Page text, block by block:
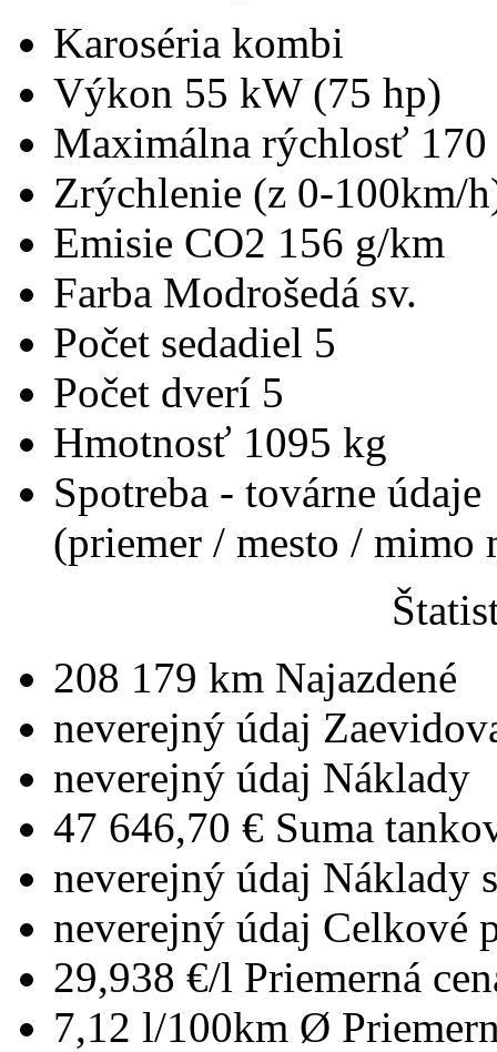
Karoséria kombi
Výkon 55 kW (75 hp)
Maximálna rýchlosť
Zrýchlenie (z 0-100km/
Emisie CO2 156 g/km
Farba Modrošedá sv.
Počet sedadiel 5
Počet dverí 5
Hmotnosť 1095 kg
Spotreba - továrne údaje
(priemer / mesto / mimo
208 179 km Najazdené
neverejný údaj
neverejný údaj Náklady
47 646,70 € Suma
neverejný údaj Náklady
neverejný údaj Celkové
29,938 €/l Priemerná
7,12 l/100km Ø